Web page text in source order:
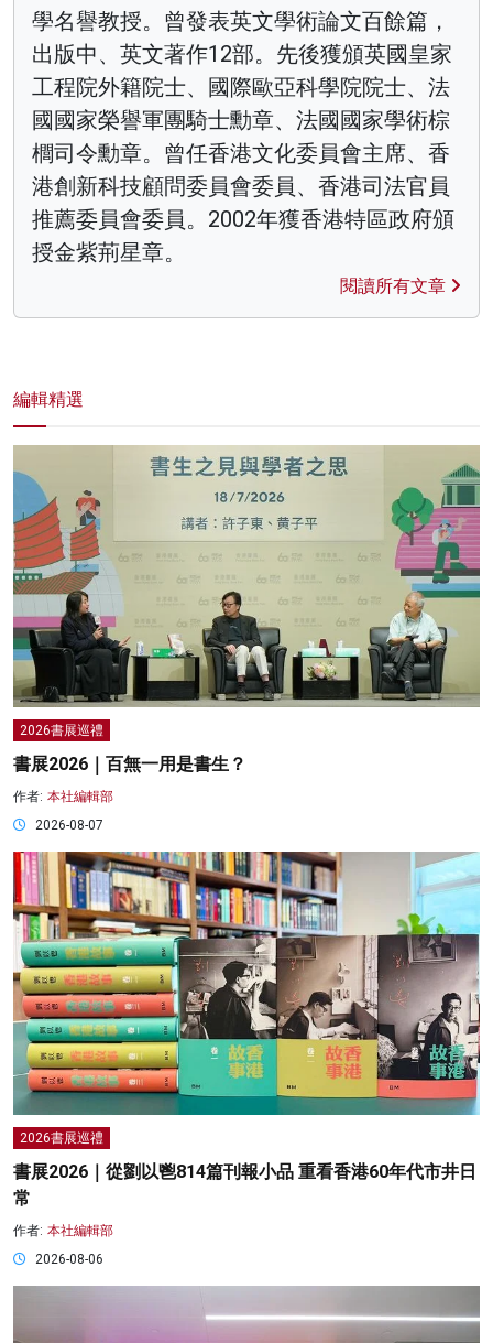
學名譽教授。曾發表英文學術論文百餘篇，
出版中、英文著作12部。先後獲頒英國皇家
工程院外籍院士、國際歐亞科學院院士、法
國國家榮譽軍團騎士勳章、法國國家學術棕
櫚司令勳章。曾任香港文化委員會主席、香
港創新科技顧問委員會委員、香港司法官員
推薦委員會委員。2002年獲香港特區政府頒
授金紫荊星章。
閱讀所有文章
編輯精選
2026書展巡禮
書展2026｜百無一用是書生？
作者: 本社編輯部
2026-08-07
2026書展巡禮
書展2026｜從劉以鬯814篇刊報小品 重看香港60年代市井日
常
作者: 本社編輯部
2026-08-06